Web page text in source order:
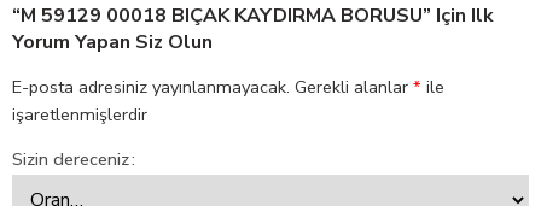
“M 59129 00018 BIÇAK KAYDIRMA BORUSU” Için Ilk
Yorum Yapan Siz Olun
E-posta adresiniz yayınlanmayacak. Gerekli alanlar * ile
işaretlenmişlerdir
Sizin dereceniz